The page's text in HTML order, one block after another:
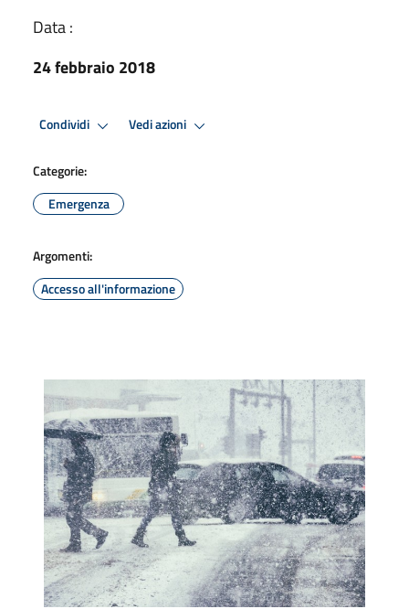
Data :
24 febbraio 2018
Condividi Vedi azioni
Categorie:
Emergenza
Argomenti:
Accesso all'informazione